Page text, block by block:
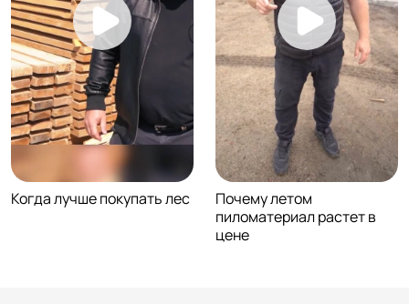
Когда лучше покупать лес
Почему летом
пиломатериал растет в
цене